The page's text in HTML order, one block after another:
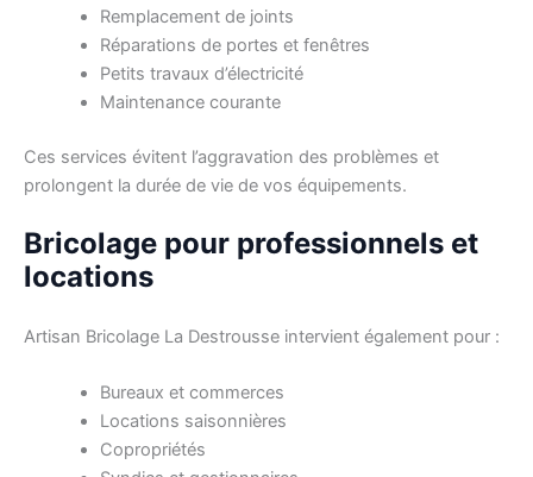
Remplacement de joints
Réparations de portes et fenêtres
Petits travaux d’électricité
Maintenance courante
Ces services évitent l’aggravation des problèmes et
prolongent la durée de vie de vos équipements.
Bricolage pour professionnels et
locations
Artisan Bricolage La Destrousse intervient également pour :
Bureaux et commerces
Locations saisonnières
Copropriétés